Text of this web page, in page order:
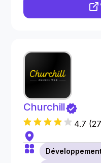
Churchill
4.7 (27